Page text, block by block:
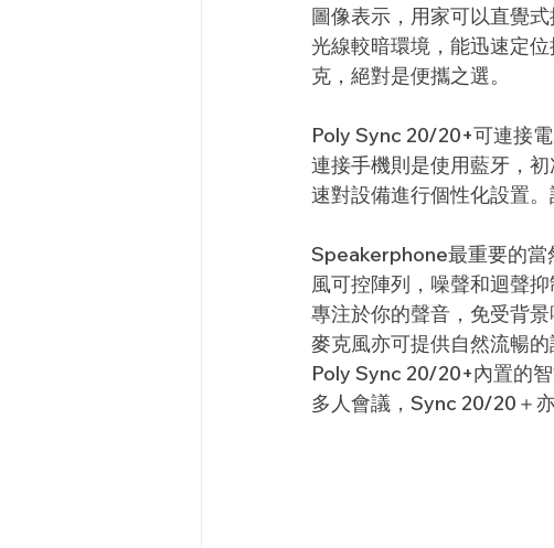
圖像表示，用家可以直覺
光線較暗環境，能迅速定
克，絕對是便攜之選。
Poly Sync 20/20+可連接
連接手機則是使用藍牙，
速對設備進行個性化設置。
Speakerphone最重要的當
風可控陣列，噪聲和迴聲
專注於你的聲音，免受背景
麥克風亦可提供自然流暢
Poly Sync 20/20+內置的
多人會議，Sync 20/20＋